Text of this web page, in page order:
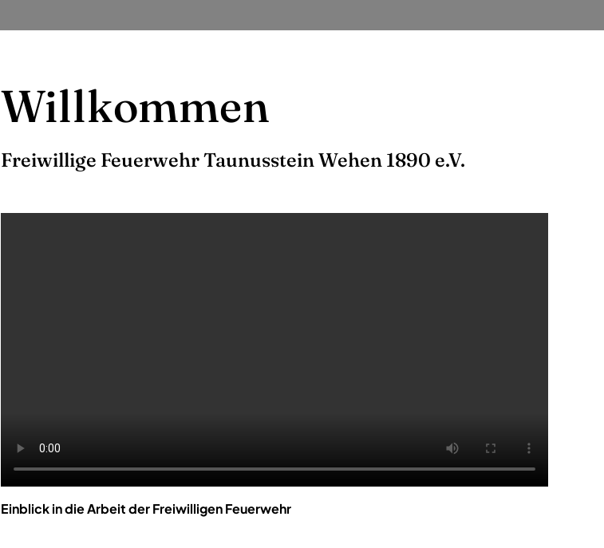
Willkommen
Freiwillige Feuerwehr Taunusstein Wehen 1890 e.V.
Einblick in die Arbeit der Freiwilligen Feuerwehr